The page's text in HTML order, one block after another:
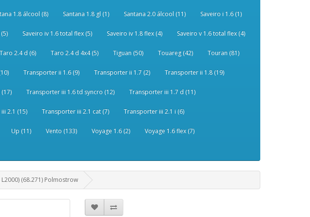
1.8 álcool (8) Santana 1.8 gl (1) Santana 2.0 álcool (11) Saveiro i 1.6 (1)
Saveiro iv 1.6 total flex (5) Saveiro iv 1.8 flex (4) Saveiro v 1.6 total flex (4)
Taro 2.4 d (6) Taro 2.4 d 4x4 (5) Tiguan (50) Touareg (42) Touran (81)
Transporter ii 1.6 (9) Transporter ii 1.7 (2) Transporter ii 1.8 (19)
Transporter iii 1.6 td syncro (12) Transporter iii 1.7 d (11)
2.1 (15) Transporter iii 2.1 cat (7) Transporter iii 2.1 i (6)
Up (11) Vento (133) Voyage 1.6 (2) Voyage 1.6 flex (7)
(68.271) Polmostrow